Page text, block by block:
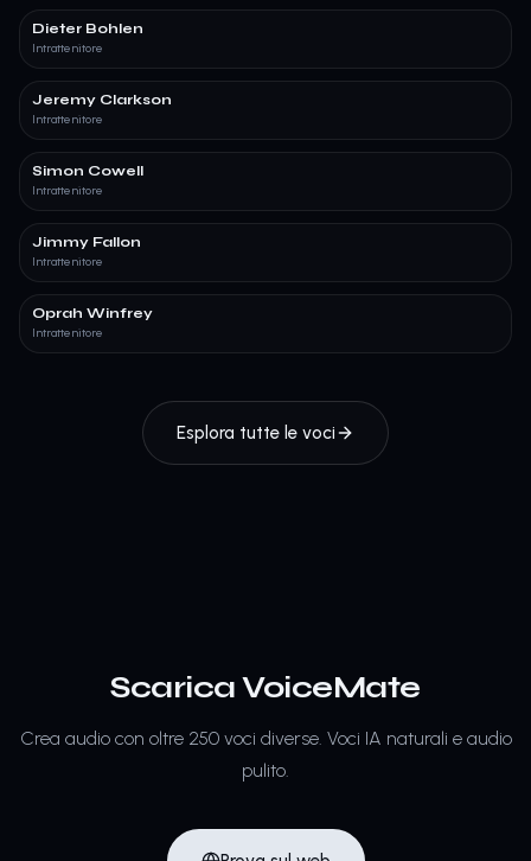
Dieter Bohlen
Intrattenitore
Jeremy Clarkson
Intrattenitore
Simon Cowell
Intrattenitore
Jimmy Fallon
Intrattenitore
Oprah Winfrey
Intrattenitore
Esplora tutte le voci
Scarica VoiceMate
Crea audio con oltre 250 voci diverse. Voci IA naturali e audio
pulito.